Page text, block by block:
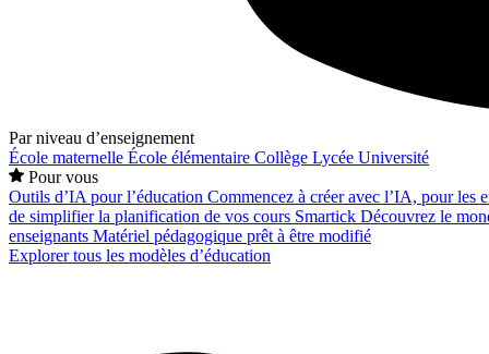
Par niveau d’enseignement
École maternelle École élémentaire Collège Lycée Université
Pour vous
Outils d’IA pour l’éducation Commencez à créer avec l’IA, pour les
de simplifier la planification de vos cours Smartick Découvrez le
enseignants Matériel pédagogique prêt à être modifié
Explorer tous les modèles d’éducation